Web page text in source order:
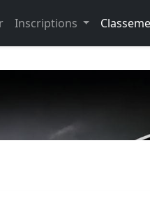
Inscriptions